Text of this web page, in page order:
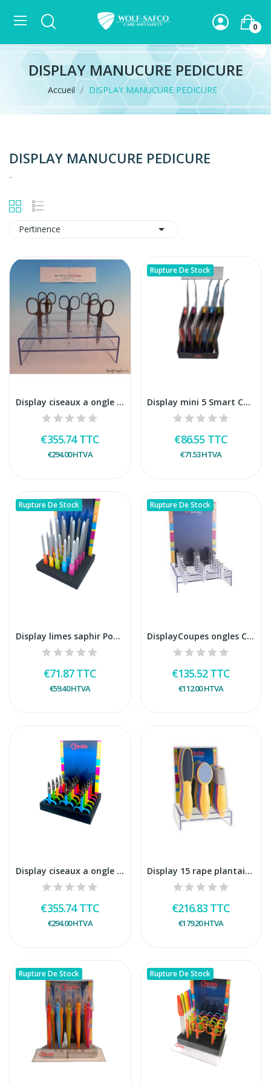
0
DISPLAY MANUCURE PEDICURE
Accueil DISPLAY MANUCURE PEDICURE
DISPLAY MANUCURE PEDICURE
-
Pertinence 
Display ciseaux a ongle INOX design
€355.74TTC
€294.00HTVA
Rupture De Stock
Display mini 5 Smart Cutter
€86.55 TTC
€71.53HTVA
Rupture De Stock
Display limes saphir Pop art retractable
€71.87TTC
€59.40HTVA
Rupture De Stock
DisplayCoupes ongles Credo 10 petits - 10 grands
€135.52TTC
€112.00HTVA
Display ciseaux a ongle Pop Art
€355.74TTC
€294.00HTVA
Display 15 rape plantaire popart
€216.83 TTC
€179.20HTVA
Rupture De Stock Rupture De Stock